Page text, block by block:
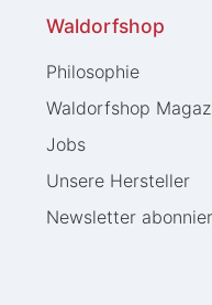
Waldorfshop
Philosophie
Waldorfshop
Jobs
Unsere Hersteller
Newsletter